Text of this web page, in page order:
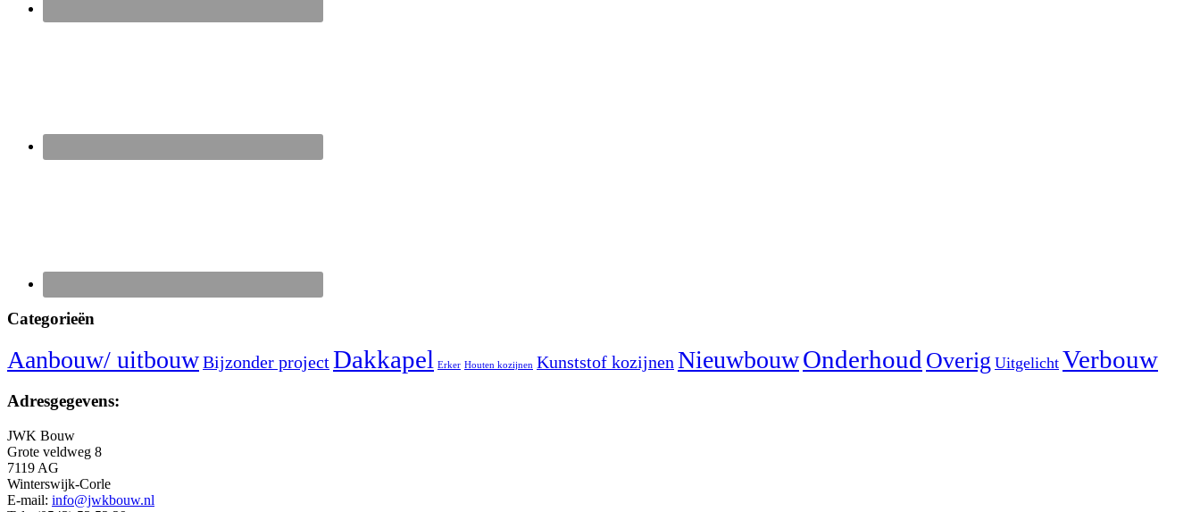
Categorieën
Aanbouw/ uitbouwBijzonder projectDakkapel Erker Houten kozijnen Kunststof kozijnenNieuwbouwOnderhoud Overig Uitgelicht Verbouw
Adresgegevens:
JWK Bouw
Grote veldweg 8
7119 AG
Winterswijk-Corle
E-mail: info@jwkbouw.nl